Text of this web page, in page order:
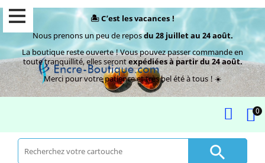
🏝️ C’est les vacances !
Nous prenons un peu de reposdu 28 juillet au 24 août.
La boutique reste ouverte ! Vous pouvez passer commande en
toute tranquillité, elles serontexpédiées à partir du 24 août.
Merci pour votre patience et très bel été à tous ! ☀️
0
